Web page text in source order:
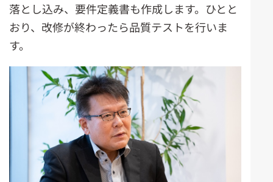
落とし込み、要件定義書も作成します。ひとと
おり、改修が終わったら品質テストを行いま
す。